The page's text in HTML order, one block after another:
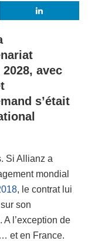
avec
s’était
Si Allianz a
mondial
, le contrat lui
son
l’exception de
et en France.